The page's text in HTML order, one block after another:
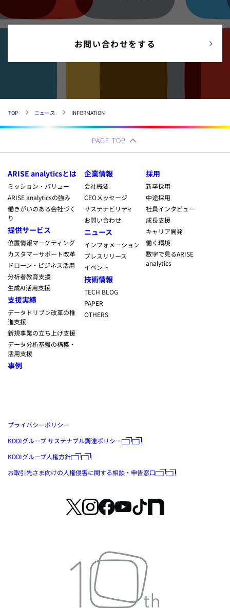
お問い合わせをする
TOP ニュース INFORMATION
PAGE TOP
プライバシーポリシー
KDDIグループ サステナブル調達ポリシー
KDDIグループ人権方針
お取引先さま向けの人権侵害に関する相談・申告窓口
ARISE analyticsとは
ミッション・バリュー
ARISE analyticsの強み
働きがいのある会社づく
り
提供サービス
位置情報マーケティング
カスタマーサポート改革
ドローン・ビジネス活用
分析者教育支援
生成AI活用支援
支援実績
データドリブン改革の推
進支援
新規事業の立ち上げ支援
データ分析基盤の構築・
活用支援
事例
企業情報
会社概要
CEOメッセージ
サステナビリティ
お問い合わせ
ニュース
インフォメーション
プレスリリース
イベント
技術情報
TECH BLOG
PAPER
OTHERS
採用
新卒採用
中途採用
社員インタビュー
成長支援
キャリア開発
働く環境
数字で見るARISE
analytics